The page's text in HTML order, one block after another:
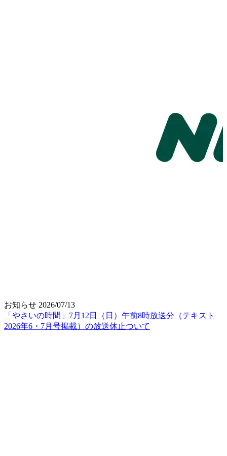
お知らせ 2026/07/13
「やさいの時間」7月12日（日）午前8時放送分（テキスト
2026年6・7月号掲載）の放送休止ついて